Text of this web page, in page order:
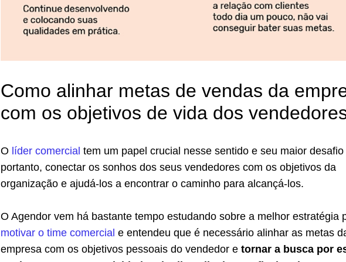
Como alinhar metas de vendas da
com os objetivos de vida dos
O líder comercial tem um papel crucial nesse sentido e seu maior desafio
portanto, conectar os sonhos dos seus vendedores com os objetivos da
organização e ajudá-los a encontrar o caminho para alcançá-los.
O Agendor vem há bastante tempo estudando sobre a melhor estratégia
motivar o time comercial e entendeu que é necessário alinhar as metas
empresa com os objetivos pessoais do vendedor e tornar a busca por